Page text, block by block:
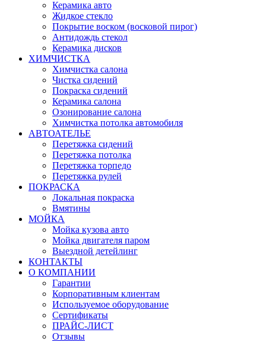
Керамика авто
Жидкое стекло
Покрытие воском (восковой пирог)
Антидождь стекол
Керамика дисков
ХИМЧИСТКА
Химчистка салона
Чистка сидений
Покраска сидений
Керамика салона
Озонирование салона
Химчистка потолка автомобиля
АВТОАТЕЛЬЕ
Перетяжка сидений
Перетяжка потолка
Перетяжка торпедо
Перетяжка рулей
ПОКРАСКА
Локальная покраска
Вмятины
МОЙКА
Мойка кузова авто
Мойка двигателя паром
Выездной детейлинг
КОНТАКТЫ
О КОМПАНИИ
Гарантии
Корпоративным клиентам
Используемое оборудование
Сертификаты
ПРАЙС-ЛИСТ
Отзывы